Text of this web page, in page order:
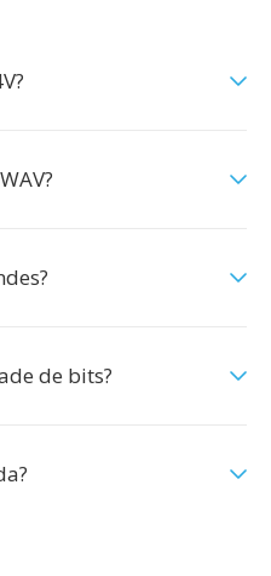
de bits?